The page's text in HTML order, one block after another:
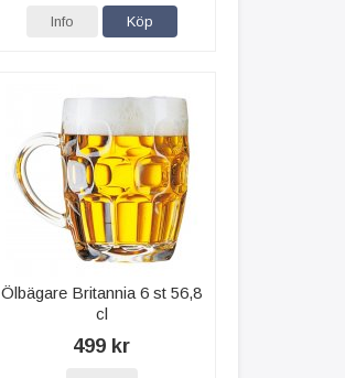
Info Köp
Ölbägare Britannia 6 st 56,8
cl
499 kr